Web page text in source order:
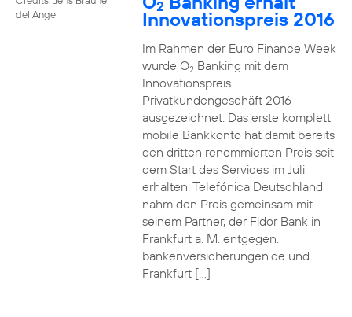
del Angel
2
Innovationspreis 2016
Im Rahmen der Euro Finance Week
wurde O2Banking mit dem
Innovationspreis
Privatkundengeschäft 2016
ausgezeichnet. Das erste komplett
mobile Bankkonto hat damit bereits
den dritten renommierten Preis seit
dem Start des Services im Juli
erhalten. Telefónica Deutschland
nahm den Preis gemeinsam mit
seinem Partner, der Fidor Bank in
Frankfurt a. M. entgegen.
bankenversicherungen.de und
Frankfurt […]